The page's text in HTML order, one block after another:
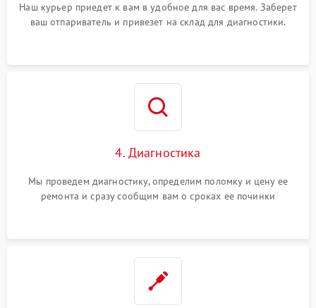
Наш курьер приедет к вам в удобное для вас время. Заберет
ваш отпариватель и привезет на склад для диагностики.
4. Диагностика
Мы проведем диагностику, определим поломку и цену ее
ремонта и сразу сообщим вам о сроках ее починки